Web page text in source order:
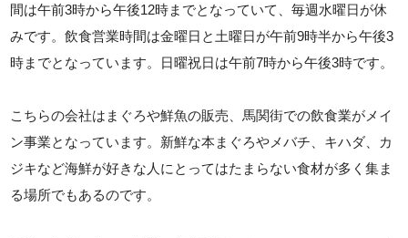
間は午前3時から午後12時までとなっていて、毎週水曜日が休
みです。飲食営業時間は金曜日と土曜日が午前9時半から午後3
時までとなっています。日曜祝日は午前7時から午後3時です。
こちらの会社はまぐろや鮮魚の販売、馬関街での飲食業がメイ
ン事業となっています。新鮮な本まぐろやメバチ、キハダ、カ
ジキなど海鮮が好きな人にとってはたまらない食材が多く集ま
る場所でもあるのです。